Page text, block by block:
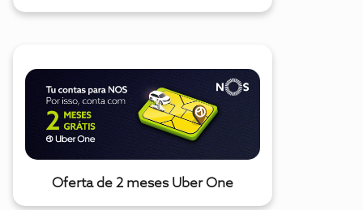
Oferta de 2 meses Uber One